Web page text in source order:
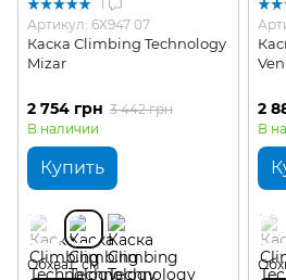
1
Артикул: 6X947 07
Каска Climbing Technology
Mizar
2 754 грн 3 442 грн
В наличии
Купить
Обхват, см
2
В